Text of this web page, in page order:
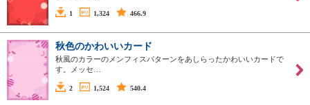
1 1,324 466.9
秋色のかわいいカード
秋風のカラーのメンフィスパターンをあしらったかわいいカードで
す。メッセ…
2 1,524 540.4